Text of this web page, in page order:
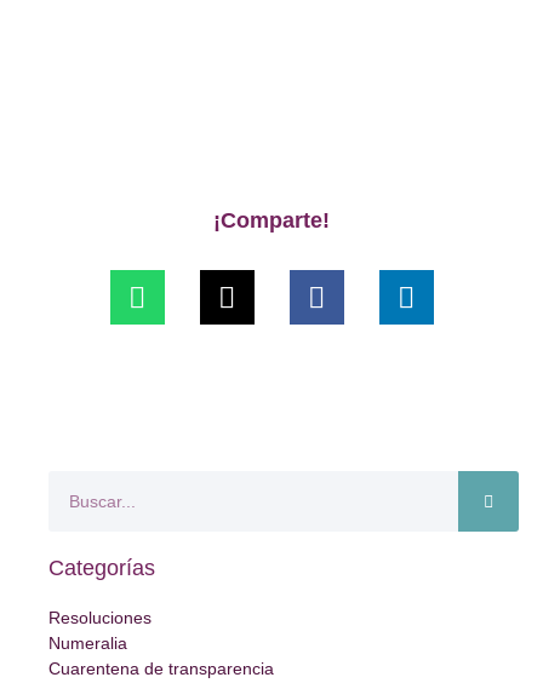
¡Comparte!
Categorías
Resoluciones
Numeralia
Cuarentena de transparencia